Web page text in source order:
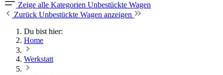
Zeige alle Kategorien Unbestückte Wagen
Zurück Unbestückte Wagen anzeigen
Du bist hier:
Home
Werkstatt